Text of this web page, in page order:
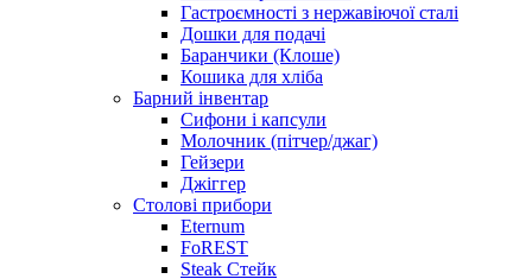
Гастроємності з нержавіючої сталі
Дошки для подачі
Баранчики (Клоше)
Кошика для хліба
Барний інвентар
Сифони і капсули
Молочник (пітчер/джаг)
Гейзери
Джіггер
Столові прибори
Eternum
FoREST
Steak Стейк